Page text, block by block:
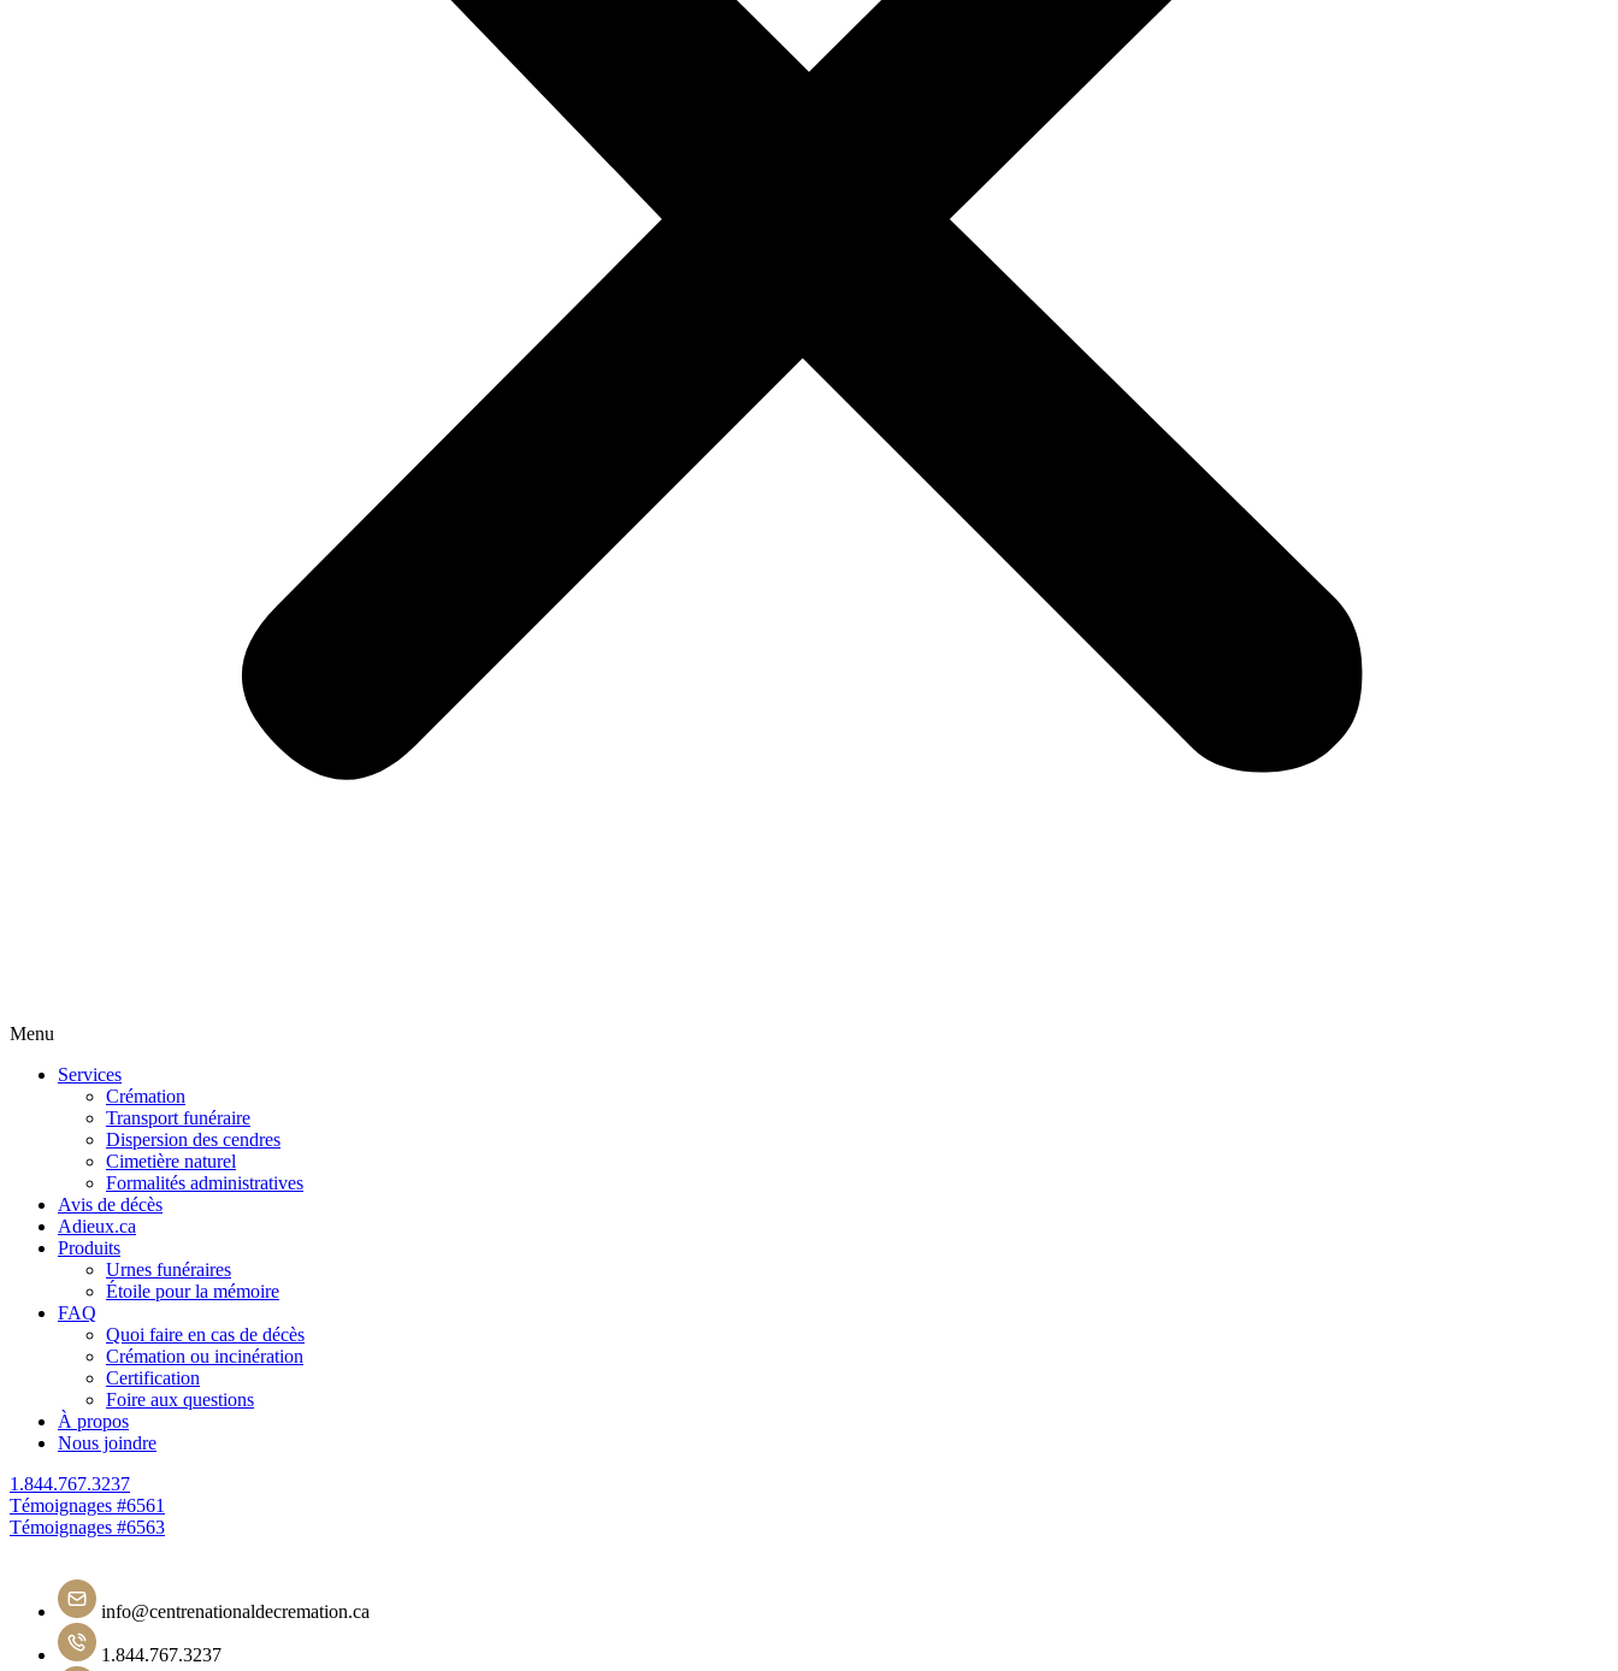
Menu
Services
Crémation
Transport funéraire
Dispersion des cendres
Cimetière naturel
Formalités administratives
Avis de décès
Adieux.ca
Produits
Urnes funéraires
Étoile pour la mémoire
FAQ
Quoi faire en cas de décès
Crémation ou incinération
Certification
Foire aux questions
À propos
Nous joindre
1.844.767.3237
Navigation
de
l'article
Témoignages #6561
Témoignages #6563
info@centrenationaldecremation.ca
1.844.767.3237